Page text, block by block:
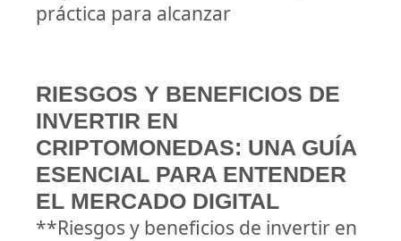
práctica para alcanzar
RIESGOS Y BENEFICIOS DE
INVERTIR EN
CRIPTOMONEDAS: UNA GUÍA
ESENCIAL PARA ENTENDER
EL MERCADO DIGITAL
**Riesgos y beneficios de invertir en